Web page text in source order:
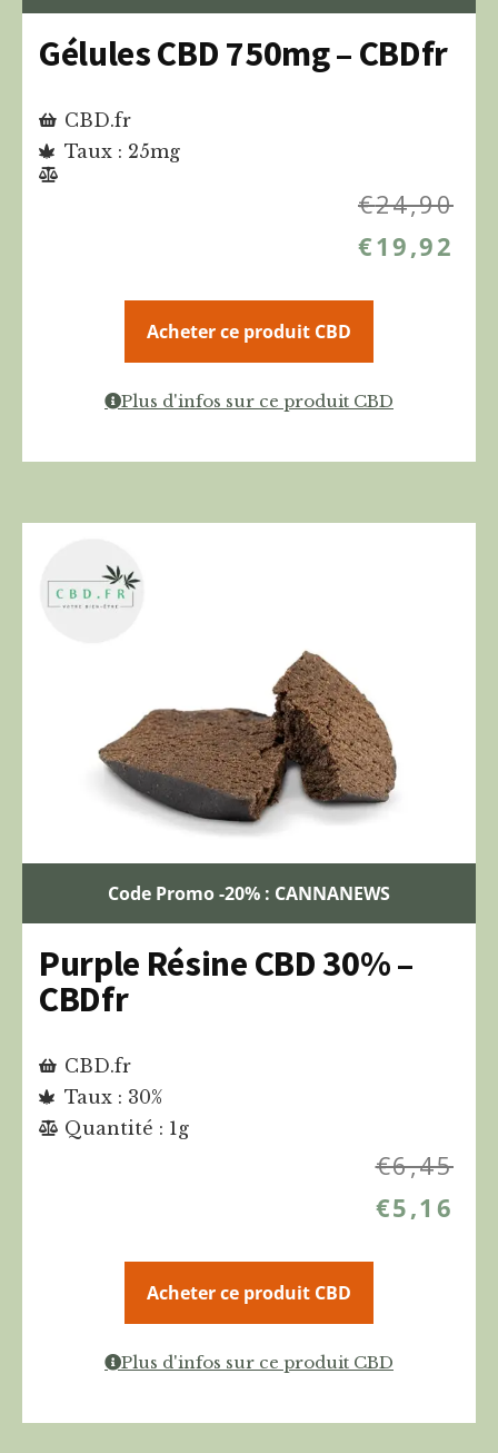
Gélules CBD 750mg – CBDfr
CBD.fr
Taux : 25mg
€24,90
€19,92
Acheter ce produit CBD
Plus d'infos sur ce produit CBD
Code Promo -20% : CANNANEWS
Purple Résine CBD 30% –
CBDfr
CBD.fr
Taux : 30%
Quantité : 1g
€6,45
€5,16
Acheter ce produit CBD
Plus d'infos sur ce produit CBD